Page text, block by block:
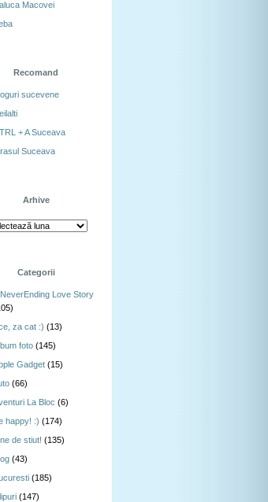
Macovei
Recomand
sucevene
+ A Suceava
Suceava
Arhive
Categorii
Love Story
za cat :) (13)
foto (145)
Gadget (15)
(66)
La Bloc (6)
happy! :) (174)
de stiut! (135)
(43)
(185)
(147)